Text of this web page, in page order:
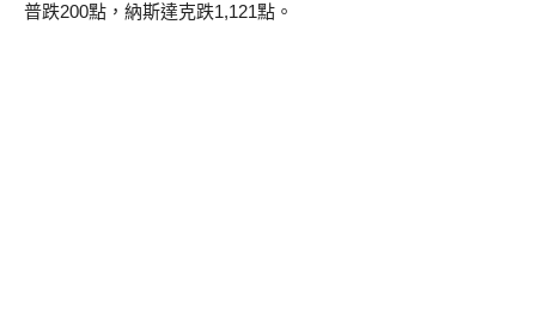
普跌200點，納斯達克跌1,121點。